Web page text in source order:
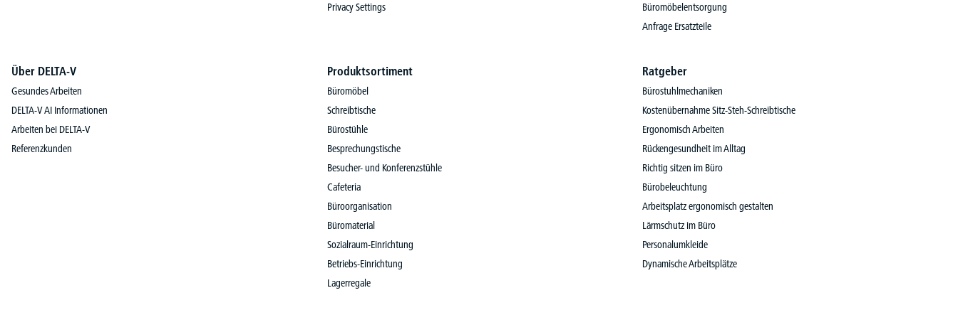
Privacy Settings
Büromöbelentsorgung
Anfrage Ersatzteile
Über DELTA-V
Gesundes Arbeiten
DELTA-V AI Informationen
Arbeiten bei DELTA-V
Referenzkunden
Produktsortiment
Büromöbel
Schreibtische
Bürostühle
Besprechungstische
Besucher- und Konferenzstühle
Cafeteria
Büroorganisation
Büromaterial
Sozialraum-Einrichtung
Betriebs-Einrichtung
Lagerregale
Ratgeber
Bürostuhlmechaniken
Kostenübernahme Sitz-Steh-Schreibtische
Ergonomisch Arbeiten
Rückengesundheit im Alltag
Richtig sitzen im Büro
Bürobeleuchtung
Arbeitsplatz ergonomisch gestalten
Lärmschutz im Büro
Personalumkleide
Dynamische Arbeitsplätze